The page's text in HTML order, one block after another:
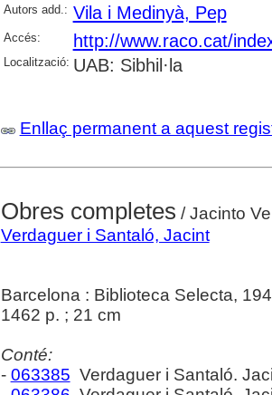
Autors add.: Vila i Medinyà, Pep
Accés: http://www.raco.cat/
Localització: UAB: Sibhil·la
Enllaç permanent a aquest
Obres completes / Jacinto
Verdaguer i Santaló, Jacint
Barcelona : Biblioteca Selecta,
1462 p. ; 21 cm
Conté:
- 063385 Verdaguer i Santaló.